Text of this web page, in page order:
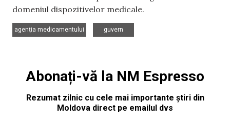
domeniul dispozitivelor medicale.
agenția medicamentului
guvern
Abonați-vă la NM Espresso
Rezumat zilnic cu cele mai importante știri din
Moldova direct pe emailul dvs